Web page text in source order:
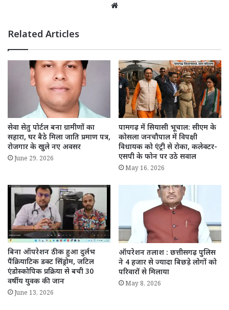
Related Articles
सेवा सेतु पोर्टल बना ग्रामीणों का
सहारा, घर बैठे मिला जाति प्रमाण पत्र,
रोजगार के खुले नए अवसर
June 29, 2026
पामगढ़ में सियासी भूचाल: सीएम के
कोसला जनचौपाल में विपक्षी
विधायक को एंट्री से रोका, कलेक्टर-
एसपी के फोन पर उठे सवाल
May 16, 2026
बिना ऑपरेशन ठीक हुआ दुर्लभ
पैंक्रियाटिक डक्ट सिंड्रोम, जटिल
एंडोस्कोपिक प्रक्रिया से बची 30
वर्षीय युवक की जान
June 13, 2026
ऑपरेशन तलाश : छत्तीसगढ़ पुलिस
ने 4 हजार से ज्यादा बिछड़े लोगों को
परिवारों से मिलाया
May 8, 2026